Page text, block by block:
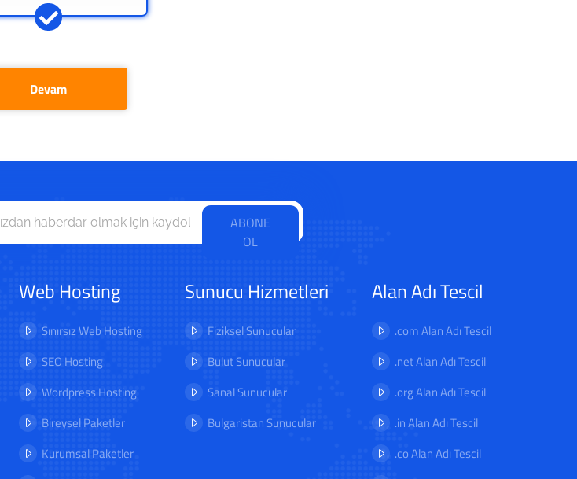
Devam
ABONE
OL
Web Hosting
Sınırsız Web Hosting
SEO Hosting
Wordpress Hosting
Bireysel Paketler
Kurumsal Paketler
Sunucu Hizmetleri
Fiziksel Sunucular
Bulut Sunucular
Sanal Sunucular
Bulgaristan Sunucular
Alan Adı Tescil
.com Alan Adı Tescil
.net Alan Adı Tescil
.org Alan Adı Tescil
.in Alan Adı Tescil
.co Alan Adı Tescil